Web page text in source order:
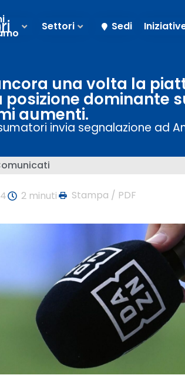
Settori Sedi
una volta la
posizione dominante
aumenti.
invia segnalazione ad
2 minuti Stampa / PDF